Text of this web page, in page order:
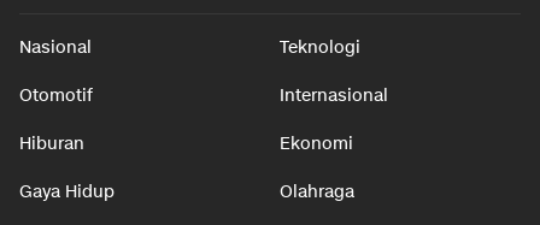
Nasional Teknologi
Otomotif Internasional
Hiburan Ekonomi
Gaya Hidup Olahraga